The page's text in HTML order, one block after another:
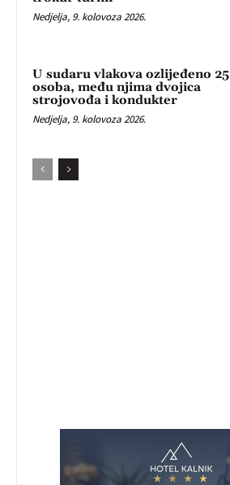
Nedjelja, 9. kolovoza 2026.
U sudaru vlakova ozlijeđeno 25
osoba, među njima dvojica
strojovođa i kondukter
Nedjelja, 9. kolovoza 2026.